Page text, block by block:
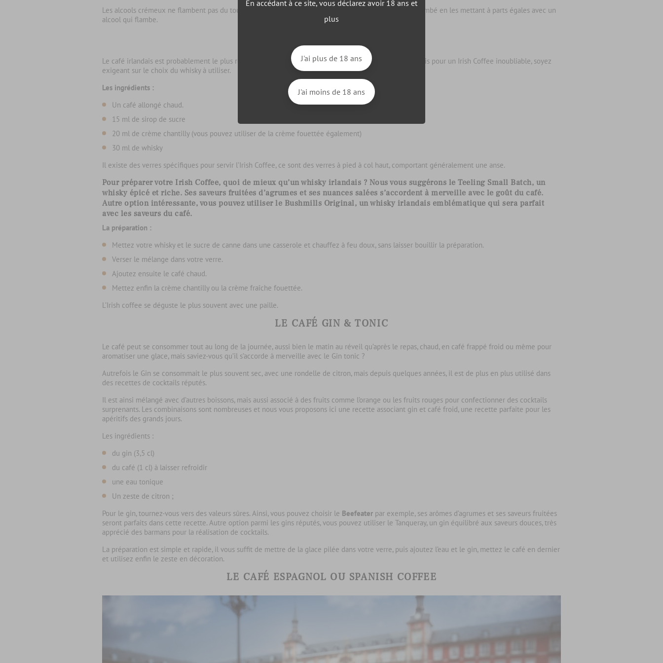
Les alcools crémeux ne flambent pas du tout, mais vous avez la possibilité d’en rajouter à votre café flambé en les mettant à parts égales avec un
alcool qui flambe.
Le café irlandais est probablement le plus répandu des cafés alcoolisés. Il est très simple à préparer, mais pour un Irish Coffee inoubliable, soyez
exigeant sur le choix du whisky à utiliser.
Les ingrédients :
Un café allongé chaud.
15 ml de sirop de sucre
20 ml de crème chantilly (vous pouvez utiliser de la crème fouettée également)
30 ml de whisky
Il existe des verres spécifiques pour servir l’Irish Coffee, ce sont des verres à pied à col haut, comportant généralement une anse.
Pour préparer votre Irish Coffee, quoi de mieux qu’un whisky irlandais ? Nous vous suggérons le Teeling Small Batch, un
whisky épicé et riche. Ses saveurs fruitées d’agrumes et ses nuances salées s’accordent à merveille avec le goût du café.
Autre option intéressante, vous pouvez utiliser le Bushmills Original, un whisky irlandais emblématique qui sera parfait
avec les saveurs du café.
La préparation :
Mettez votre whisky et le sucre de canne dans une casserole et chauffez à feu doux, sans laisser bouillir la préparation.
Verser le mélange dans votre verre.
Ajoutez ensuite le café chaud.
Mettez enfin la crème chantilly ou la crème fraîche fouettée.
L’Irish coffee se déguste le plus souvent avec une paille.
LE CAFÉ GIN & TONIC
Le café peut se consommer tout au long de la journée, aussi bien le matin au réveil qu’après le repas, chaud, en café frappé froid ou même pour
aromatiser une glace, mais saviez-vous qu’il s’accorde à merveille avec le Gin tonic ?
Autrefois le Gin se consommait le plus souvent sec, avec une rondelle de citron, mais depuis quelques années, il est de plus en plus utilisé dans
des recettes de cocktails réputés.
Il est ainsi mélangé avec d’autres boissons, mais aussi associé à des fruits comme l’orange ou les fruits rouges pour confectionner des cocktails
surprenants. Les combinaisons sont nombreuses et nous vous proposons ici une recette associant gin et café froid, une recette parfaite pour les
apéritifs des grands jours.
Les ingrédients :
du gin (3,5 cl)
du café (1 cl) à laisser refroidir
une eau tonique
Un zeste de citron ;
Pour le gin, tournez-vous vers des valeurs sûres. Ainsi, vous pouvez choisir le Beefeater par exemple, ses arômes d’agrumes et ses saveurs fruitées
seront parfaits dans cette recette. Autre option parmi les gins réputés, vous pouvez utiliser le Tanqueray, un gin équilibré aux saveurs douces, très
apprécié des barmans pour la réalisation de cocktails.
La préparation est simple et rapide, il vous suffit de mettre de la glace pilée dans votre verre, puis ajoutez l’eau et le gin, mettez le café en dernier
et utilisez enfin le zeste en décoration.
LE CAFÉ ESPAGNOL OU SPANISH COFFEE
En accédant à ce site, vous déclarez avoir 18 ans et
plus
J'ai plus de 18 ans
J'ai moins de 18 ans